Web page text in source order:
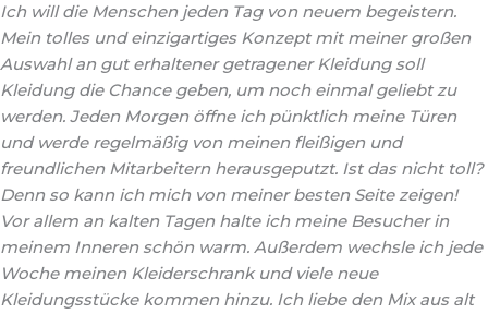
Ich will die Menschen jeden Tag von neuem begeistern.
Mein tolles und einzigartiges Konzept mit meiner großen
Auswahl an gut erhaltener getragener Kleidung soll
Kleidung die Chance geben, um noch einmal geliebt zu
werden. Jeden Morgen öffne ich pünktlich meine Türen
und werde regelmäßig von meinen fleißigen und
freundlichen Mitarbeitern herausgeputzt. Ist das nicht toll?
Denn so kann ich mich von meiner besten Seite zeigen!
Vor allem an kalten Tagen halte ich meine Besucher in
meinem Inneren schön warm. Außerdem wechsle ich jede
Woche meinen Kleiderschrank und viele neue
Kleidungsstücke kommen hinzu. Ich liebe den Mix aus alt